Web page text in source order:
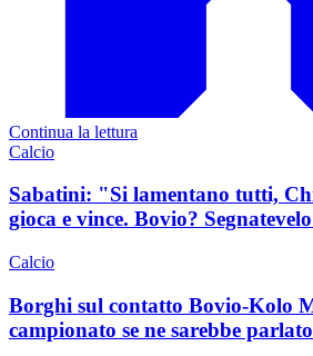
Continua la lettura
Calcio
Sabatini: "Si lamentano tutti,
gioca e vince. Bovio?
Calcio
Borghi sul contatto Bovio-Kolo
campionato se ne sarebbe